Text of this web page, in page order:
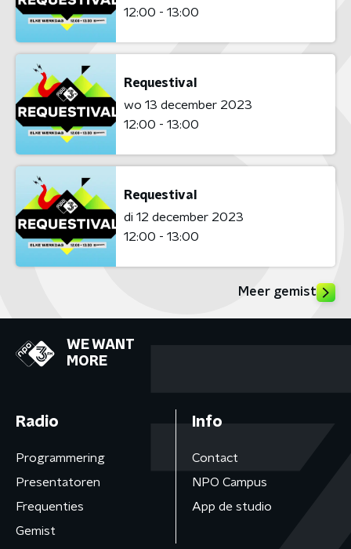
12:00 - 13:00
Requestival
wo 13 december 2023
12:00 - 13:00
Requestival
di 12 december 2023
12:00 - 13:00
Meer gemist
WE WANT
MORE
Radio
Programmering
Presentatoren
Frequenties
Gemist
Info
Contact
NPO Campus
App de studio